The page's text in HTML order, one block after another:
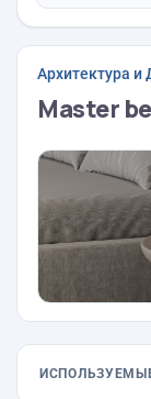
Архитектура и
Master